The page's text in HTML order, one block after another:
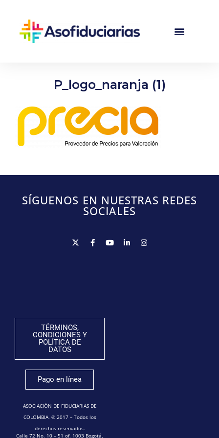
P_logo_naranja (1)
SÍGUENOS EN NUESTRAS REDES
SOCIALES
TÉRMINOS,
CONDICIONES Y
POLÍTICA DE
DATOS
Pago en línea
ASOCIACIÓN DE FIDUCIARIAS DE
COLOMBIA. © 2017 – Todos los
derechos reservados.
Calle 72 No. 10 – 51 of. 1003 Bogotá,